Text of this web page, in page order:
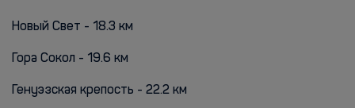
Новый Свет - 18.3 км
Гора Сокол - 19.6 км
Генуэзская крепость - 22.2 км